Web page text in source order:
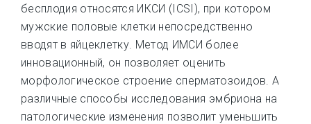
бесплодия относятся ИКСИ (ICSI), при котором
мужские половые клетки непосредственно
вводят в яйцеклетку. Метод ИМСИ более
инновационный, он позволяет оценить
морфологическое строение сперматозоидов. А
различные способы исследования эмбриона на
патологические изменения позволит уменьшить